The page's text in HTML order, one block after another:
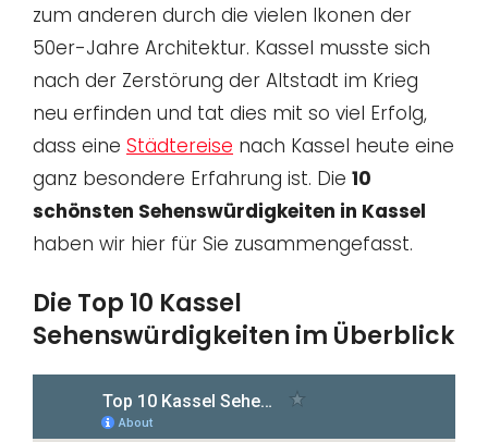
zum anderen durch die vielen Ikonen der
50er-Jahre Architektur. Kassel musste sich
nach der Zerstörung der Altstadt im Krieg
neu erfinden und tat dies mit so viel Erfolg,
dass eine Städtereise nach Kassel heute eine
ganz besondere Erfahrung ist. Die 10
schönsten Sehenswürdigkeiten in Kassel
haben wir hier für Sie zusammengefasst.
Die Top 10 Kassel
Sehenswürdigkeiten im Überblick